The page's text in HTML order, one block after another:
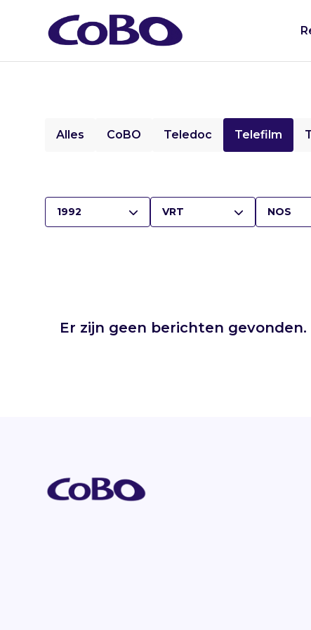
Alles CoBO Teledoc Telefilm
1992 VRT NOS
Er zijn geen berichten gevonden.